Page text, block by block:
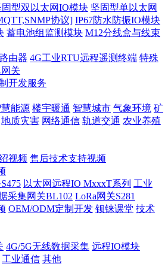
固型双以太网IO模块 坚固型单以太网
协议] IP67防水防振IO模块
蓄电池组监测模块 M12分线盒与线束
由器 4G工业RTU远程遥测终端 特殊
关
开发服务
能源 楼宇暖通 智慧城市 气象环境 矿
地质灾害 网络通信 轨道交通 农业养殖
视频 售后技术支持视频
以太网远程IO MxxxT系列 工业
采集网关BL102 LoRa网关S281
OEM/ODM定制开发 钡铼课堂 技术
4G/5G无线数据采集 远程IO模块
工业通信 其他